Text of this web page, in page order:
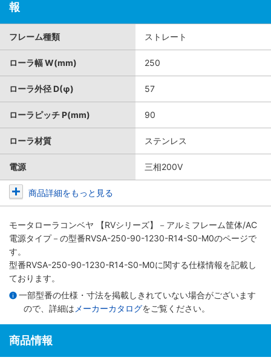
報
フレーム種類 ストレート
ローラ幅 W(mm) 250
ローラ外径 D(φ) 57
ローラピッチ P(mm) 90
ローラ材質 ステンレス
電源 三相200V
商品詳細をもっと見る
モータローラコンベヤ 【RVシリーズ】－アルミフレーム筐体/AC
電源タイプ－ の型番RVSA-250-90-1230-R14-S0-M0のページで
す。
型番RVSA-250-90-1230-R14-S0-M0に関する仕様情報を記載し
ております。
一部型番の仕様・寸法を掲載しきれていない場合がございます
ので、詳細は メーカーカタログをご覧ください。
商品情報